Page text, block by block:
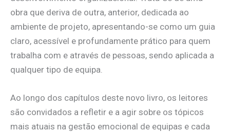
obra que deriva de outra, anterior, dedicada ao
ambiente de projeto, apresentando-se como um guia
claro, acessível e profundamente prático para quem
trabalha com e através de pessoas, sendo aplicada a
qualquer tipo de equipa.
Ao longo dos capítulos deste novo livro, os leitores
são convidados a refletir e a agir sobre os tópicos
mais atuais na gestão emocional de equipas e cada